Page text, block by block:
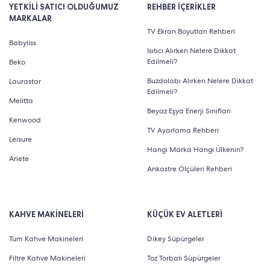
YETKİLİ SATICI OLDUĞUMUZ
MARKALAR
Babyliss
Beko
Laurastar
Melitta
Kenwood
Leisure
Ariete
REHBER İÇERİKLER
TV Ekran Boyutları Rehberi
Isıtıcı Alırken Nelere Dikkat
Edilmeli?
Buzdolabı Alırken Nelere Dikkat
Edilmeli?
Beyaz Eşya Enerji Sınıfları
TV Ayarlama Rehberi
Hangi Marka Hangi Ülkenin?
Ankastre Ölçüleri Rehberi
KAHVE MAKİNELERİ
Tüm Kahve Makineleri
Filtre Kahve Makineleri
KÜÇÜK EV ALETLERİ
Dikey Süpürgeler
Toz Torbalı Süpürgeler